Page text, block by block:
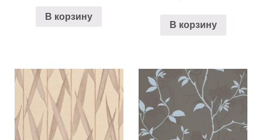
В корзину
В корзину